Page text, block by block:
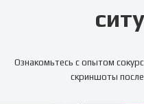
Ознакомьтесь с опытом
скриншоты